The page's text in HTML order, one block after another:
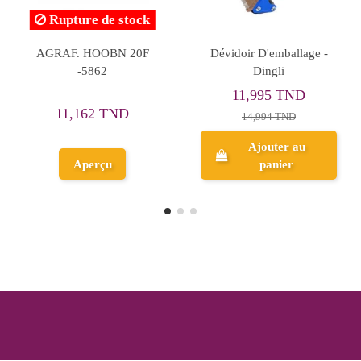
Rupture de stock
Stylo Black Medium
0.5mm Violet - Stabilo
5,998 TND
Aperçu
Chemise Kraft Essential
Purple 60g
0,200 TND
Ajouter au
panier